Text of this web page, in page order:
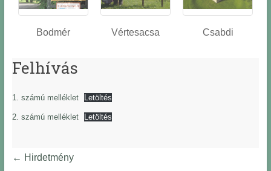
Bodmér Vértesacsa Csabdi
Felhívás
1. számú melléklet Letöltés
2. számú melléklet Letöltés
← Hirdetmény